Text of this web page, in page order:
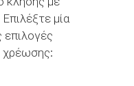
μία
επιλογές
χρέωσης: